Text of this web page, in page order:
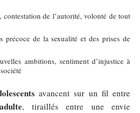
contestation de l’autorité, volonté de tout
précoce de la sexualité et des prises de
ambitions, sentiment d’injustice à
avancent sur un fil entre
, tiraillés entre une envie